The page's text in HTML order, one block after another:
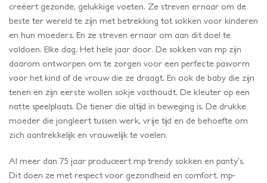
creëert gezonde, gelukkige voeten. Ze streven ernaar om de
beste ter wereld te zijn met betrekking tot sokken voor kinderen
en hun moeders. En ze streven ernaar om aan dit doel te
voldoen. Elke dag. Het hele jaar door. De sokken van mp zijn
daarom ontworpen om te zorgen voor een perfecte pasvorm
voor het kind of de vrouw die ze draagt. En ook de baby die zijn
tenen en zijn eerste wollen sokje vasthoudt. De kleuter op een
natte speelplaats. De tiener die altijd in beweging is. De drukke
moeder die jongleert tussen werk, vrije tijd en de behoefte om
zich aantrekkelijk en vrouwelijk te voelen.
Al meer dan 75 jaar produceert mp trendy sokken en panty’s.
Dit doen ze met respect voor gezondheid en comfort. mp-